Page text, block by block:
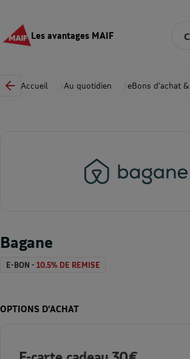
Les avantages MAIF
Accueil Au quotidien eBons d'achat
Bagane
E-BON - 10.5% DE REMISE
OPTIONS D’ACHAT